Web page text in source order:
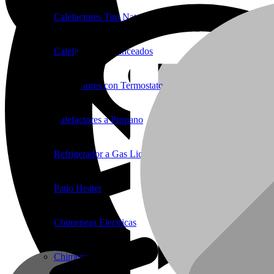
Calefactores Tiro Natural
Calefactores Balanceados
Calefactores con Termostato
Calefactores a Propano
Refrigerador a Gas Licuado
Patio Heater
Chimeneas Electricas
Chimeneas de Troncos